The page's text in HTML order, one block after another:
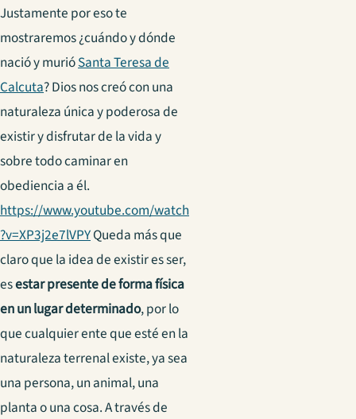
Justamente por eso te
mostraremos ¿cuándo y dónde
nació y murióSanta Teresa de
Calcuta? Dios nos creó con una
naturaleza única y poderosa de
existir y disfrutar de la vida y
sobre todo caminar en
obediencia a él.
https://www.youtube.com/watch
?v=XP3j2e7lVPYQueda más que
claro que la idea de existir es ser,
esestar presente de forma física
en un lugar determinado, por lo
que cualquier ente que esté en la
naturaleza terrenal existe, ya sea
una persona, un animal, una
planta o una cosa. A través de